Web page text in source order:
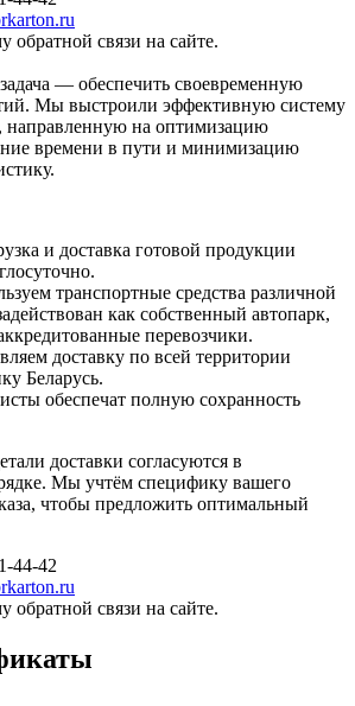
обратной связи на сайте.
— обеспечить своевременную
Мы выстроили эффективную систему
направленную на оптимизацию
времени в пути и минимизацию
и доставка готовой продукции
транспортные средства различной
как собственный автопарк,
перевозчики.
доставку по всей территории
Беларусь.
обеспечат полную сохранность
доставки согласуются в
Мы учтём специфику вашего
чтобы предложить оптимальный
44-42
обратной связи на сайте.